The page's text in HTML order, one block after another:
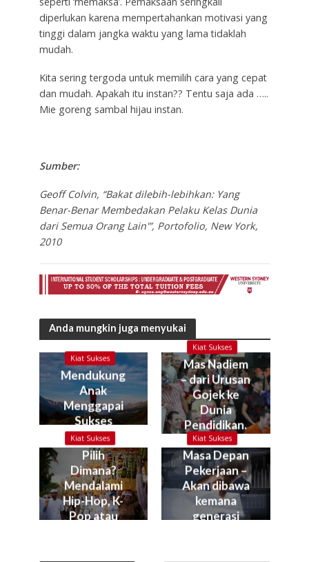
diperlukan karena mempertahankan motivasi yang
tinggi dalam jangka waktu yang lama tidaklah
mudah.
Kita sering tergoda untuk memilih cara yang cepat
dan mudah. Apakah itu instan?? Tentu saja ada …..
Mie goreng sambal hijau instan.
Sumber:
Geoff Colvin, “Bakat dilebih-lebihkan: Yang
Benar-Benar Membedakan Pelaku Kelas Dunia
dari Semua Orang Lain'”, Portofolio, New York,
2010
Anda mungkin juga menyukai
Kiat Sukses
Mendukung
Anak
Menggapai
Sukses
Kiat Sukses
Mas Nadiem
– dari Urusan
Gojek ke
Dunia
Pendidikan.
Kok bisa?
Kiat Sukses
Pilih
Dimana?
Mendalami
Hip-Hop, K-
Pop atau
Kiat Sukses
Masa Depan
Pekerjaan –
Akan dibawa
kemana
generasi